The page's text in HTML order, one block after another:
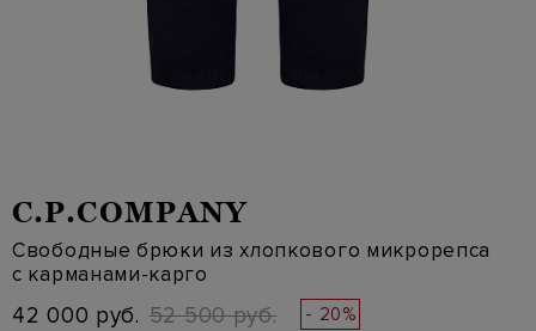
C.P.COMPANY
Свободные брюки из хлопкового микрорепса
с карманами-карго
42 000 руб. 52 500 руб. - 20%